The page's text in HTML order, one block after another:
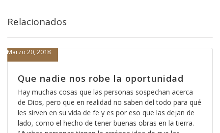
Relacionados
Que nadie nos robe la oportunidad
Marzo 20, 2018
Hay muchas cosas que las personas sospechan acerca
de Dios, pero que en realidad no saben del todo para qué
les sirven en su vida de fe y es por eso que las dejan de
lado, como el hecho de tener buenas obras en la tierra.